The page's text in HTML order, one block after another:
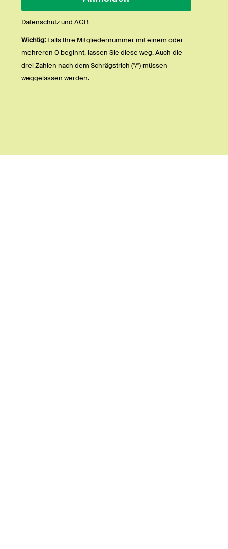
Datenschutzund AGB
Wichtig: Falls Ihre Mitgliedernummer mit einem oder
mehreren 0 beginnt, lassen Sie diese weg. Auch die
drei Zahlen nach dem Schrägstrich ("/") müssen
weggelassen werden.